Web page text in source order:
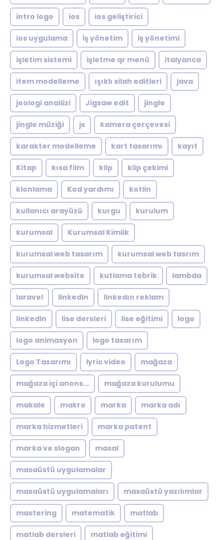
intro logo ios ios geliştirici
ios uygulama İş yönetim iş yönetimi
işletim sistemi işletme qr menü italyanca
item modelleme ışıklı silah editleri java
jeologi anailizi Jigsaw edit jingle
jingle müziği js kamera çerçevesi
karakter modelleme kart tasarımı kayıt
Kitap kısa film klip klip çekimi
klonlama Kod yardımı kotlin
kullanıcı arayüzü kurgu kurulum
kurumsal Kurumsal Kimlik
kurumsal web tasarım kurumsal web tasrım
kurumsal website kutlama tebrik lambda
laravel linkedin linkedın reklam
linkedln lise dersleri lise eğitimi logo
logo animasyon logo tasarım
Logo Tasarımı lyric video mağaza
mağaza içi anons... mağaza kurulumu
makale makro marka marka adı
marka hizmetleri marka patent
marka ve slogan masal
masaüstü uygulamalar
masaüstü uygulamaları masaüstü yazılımlar
mastering matematik matlab
matlab dersleri matlab eğitimi